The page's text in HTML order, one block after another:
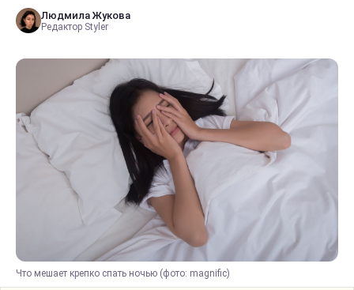
Людмила Жукова
Редактор Styler
Что мешает крепко спать ночью (фото: magnific)